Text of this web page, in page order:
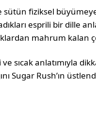
fiziksel büyümeye
esprili bir dille
mahrum kalan
sıcak anlatımıyla
Sugar Rush’ın